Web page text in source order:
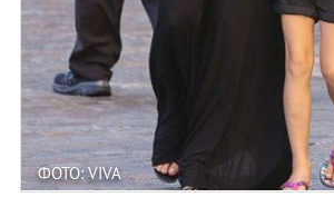
ФОТО: VIVA